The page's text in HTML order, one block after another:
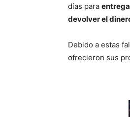
días para
devolver el
Debido a estas
ofrecieron sus